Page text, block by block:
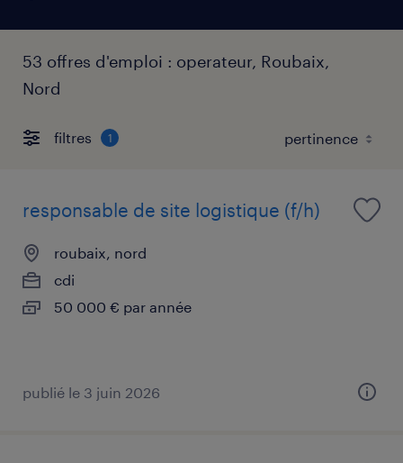
53 offres d'emploi : operateur, Roubaix,
Nord
filtres 1
responsable de site logistique (f/h)
roubaix, nord
cdi
50 000 € par année
publié le 3 juin 2026